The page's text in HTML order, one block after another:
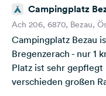
Campingplatz
Ach 206, 6870, Bezau,
Campingplatz Bezau
Bregenzerach - nur 1
Platz ist sehr
verschieden großen